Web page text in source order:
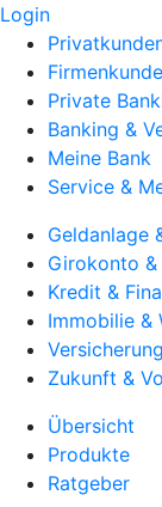
Login
Private
Banking &
Meine Bank
Service &
Geldanlage
Girokonto &
Kredit &
Immobilie &
Zukunft &
Übersicht
Produkte
Ratgeber